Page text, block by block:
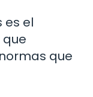
es el
que